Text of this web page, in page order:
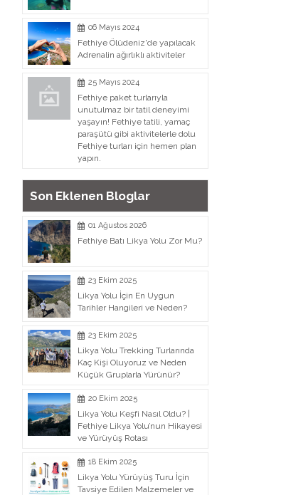
06 Mayıs 2024
Fethiye Ölüdeniz'de yapılacak
Adrenalin ağırlıklı aktiviteler
25 Mayıs 2024
Fethiye paket turlarıyla
unutulmaz bir tatil deneyimi
yaşayın! Fethiye tatili, yamaç
paraşütü gibi aktivitelerle dolu
Fethiye turları için hemen plan
yapın.
Son Eklenen Bloglar
01 Ağustos 2026
Fethiye Batı Likya Yolu Zor Mu?
23 Ekim 2025
Likya Yolu İçin En Uygun
Tarihler Hangileri ve Neden?
23 Ekim 2025
Likya Yolu Trekking Turlarında
Kaç Kişi Oluyoruz ve Neden
Küçük Gruplarla Yürünür?
20 Ekim 2025
Likya Yolu Keşfi Nasıl Oldu? |
Fethiye Likya Yolu’nun Hikayesi
ve Yürüyüş Rotası
18 Ekim 2025
Likya Yolu Yürüyüş Turu İçin
Tavsiye Edilen Malzemeler ve